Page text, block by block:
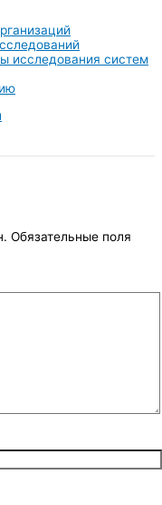
исследования систем
Обязательные поля